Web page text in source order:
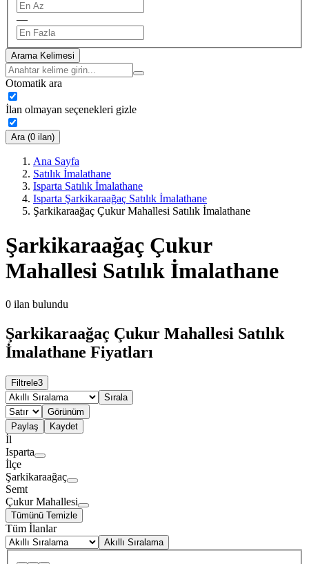
—
Arama Kelimesi
Otomatik ara
İlan olmayan seçenekleri gizle
Ara (0 ilan)
Ana Sayfa
Satılık İmalathane
Isparta Satılık İmalathane
Isparta Şarkikaraağaç Satılık İmalathane
Şarkikaraağaç Çukur Mahallesi Satılık İmalathane
Şarkikaraağaç Çukur
Mahallesi Satılık İmalathane
0 ilan bulundu
Şarkikaraağaç Çukur Mahallesi Satılık
İmalathane Fiyatları
Filtrele3
Sırala
Görünüm
Paylaş
Kaydet
İl
Isparta
İlçe
Şarkikaraağaç
Semt
Çukur Mahallesi
Tümünü Temizle
Tüm İlanlar
Akıllı Sıralama